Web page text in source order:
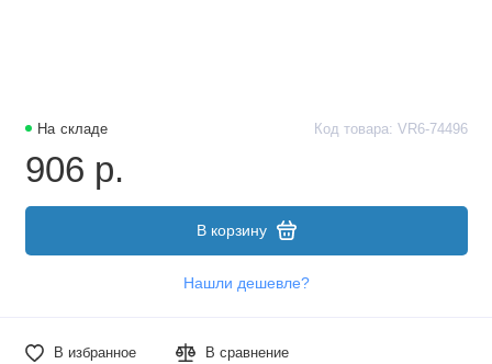
На складе Код товара: VR6-74496
906 р.
В корзину
Нашли дешевле?
В избранное В сравнение